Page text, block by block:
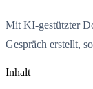
Mit KI-gestützter
Gespräch erstellt,
Inhalt